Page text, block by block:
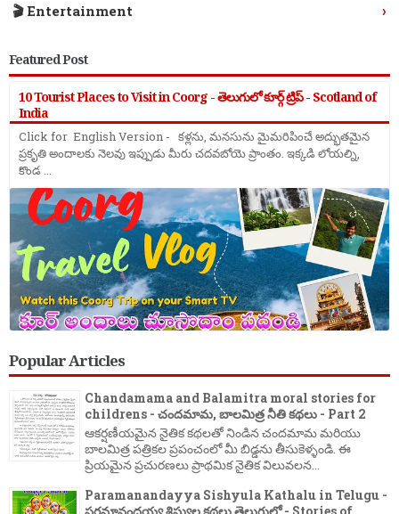
🎬 Entertainment ›
Featured Post
10 Tourist Places to Visit in Coorg - తెలుగులో కూర్గ్ ట్రిప్ - Scotland of
India
Click for English Version - కళ్లను, మనసును మైమరిపించే అద్భుతమైన
ప్రకృతి అందాలకు నెలవు ఇప్పుడు మీరు చదవబోయె ప్రాంతం. ఇక్కడి లోయల్ని,
కొండ ...
Popular Articles
Chandamama and Balamitra moral stories for
childrens - చందమామ, బాలమిత్ర నీతి కథలు - Part 2
ఆకర్షణీయమైన నైతిక కథలతో నిండిన చందమామ మరియు
బాలమిత్ర పత్రికల ప్రపంచంలో మీ బిడ్డను తీసుకెళ్ళండి. ఈ
ప్రియమైన ప్రచురణలు ప్రాథమిక నైతిక విలువలన...
Paramanandayya Sishyula Kathalu in Telugu -